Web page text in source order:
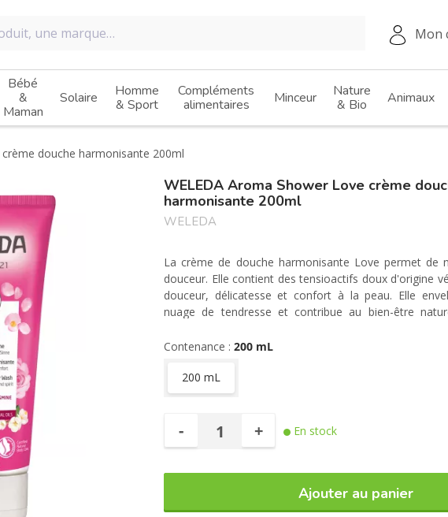
Mon
Bébé
&
Maman
Solaire
Homme
& Sport
Compléments
alimentaires
Minceur
Nature
& Bio
Animaux
douche harmonisante 200ml
WELEDA Aroma Shower Love crème
harmonisante 200ml
WELEDA
La crème de douche harmonisante Love permet de
douceur. Elle contient des tensioactifs doux d'origine
douceur, délicatesse et confort à la peau. Elle
nuage de tendresse et contribue au bien-être
son parfum, vos sens sont comblés.
Contenance : 200 mL
200 mL
En stock
- +
Ajouter au panier